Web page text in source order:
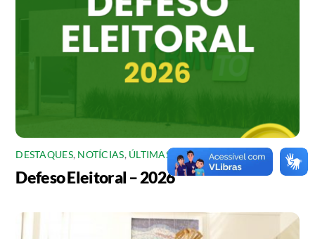
DESTAQUES, NOTÍCIAS, ÚLTIMAS
Defeso Eleitoral – 2026